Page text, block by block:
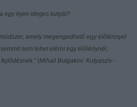
egy ilyen ideges kutyát?
amely megengedhető egy élőlénnyel
sem lehet elérni egy élőlénynél,
(Mihail Bulgakov: Kutyaszív -